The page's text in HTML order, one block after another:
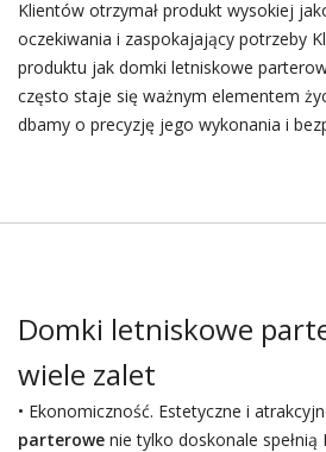
Klientów otrzymał produkt wysokiej
oczekiwania i zaspokajający potrzeby
produktu jak domki letniskowe
często staje się ważnym elementem
dbamy o precyzję jego wykonania i
Domki letniskowe
wiele zalet
• Ekonomiczność. Estetyczne i
parterowenie tylko doskonale spełnią